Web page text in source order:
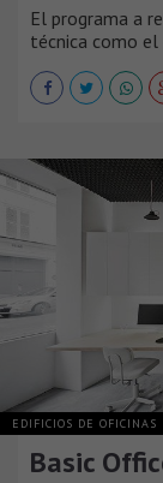
El programa a
técnica como
EDIFICIOS DE OFICINAS
Basic